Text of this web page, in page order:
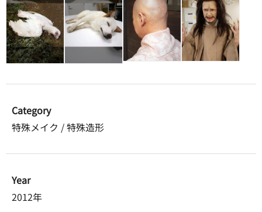
Category
特殊メイク / 特殊造形
Year
2012年